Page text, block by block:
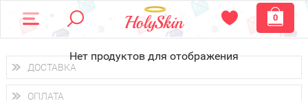
0
Нет продуктов для отображения
ДОСТАВКА
Доставка осуществляетсяпо всем городам России.
ОПЛАТА